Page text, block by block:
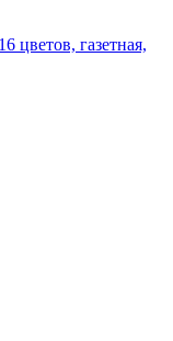
цветов, газетная,